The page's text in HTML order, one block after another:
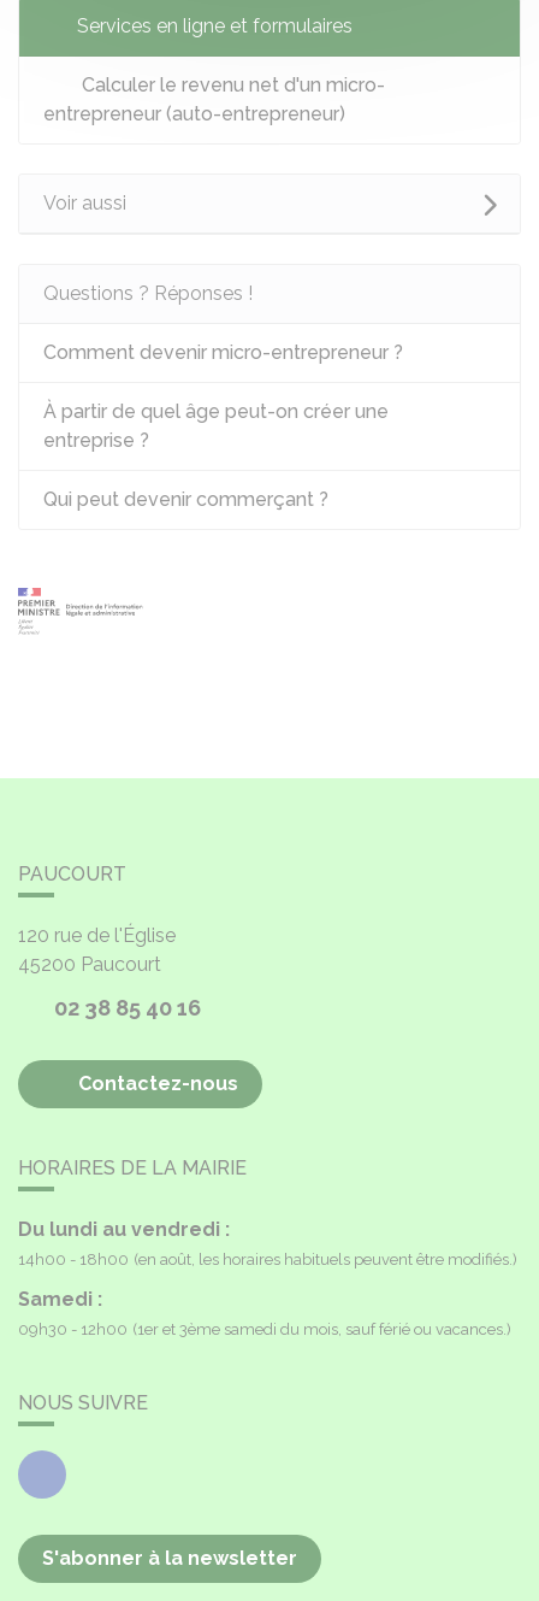
Services en ligne et formulaires
Calculer le revenu net d'un micro-
entrepreneur (auto-entrepreneur)
Voir aussi
Questions ? Réponses !
Comment devenir micro-entrepreneur ?
À partir de quel âge peut-on créer une
entreprise ?
Qui peut devenir commerçant ?
PAUCOURT
120 rue de l'Église
45200 Paucourt
02 38 85 40 16
Contactez-nous
HORAIRES DE LA MAIRIE
Du lundi au vendredi :
14h00 - 18h00 (en août, les horaires habituels peuvent être modifiés.)
Samedi :
09h30 - 12h00 (1er et 3ème samedi du mois, sauf férié ou vacances.)
NOUS SUIVRE
Facebook
S'abonner à la newsletter